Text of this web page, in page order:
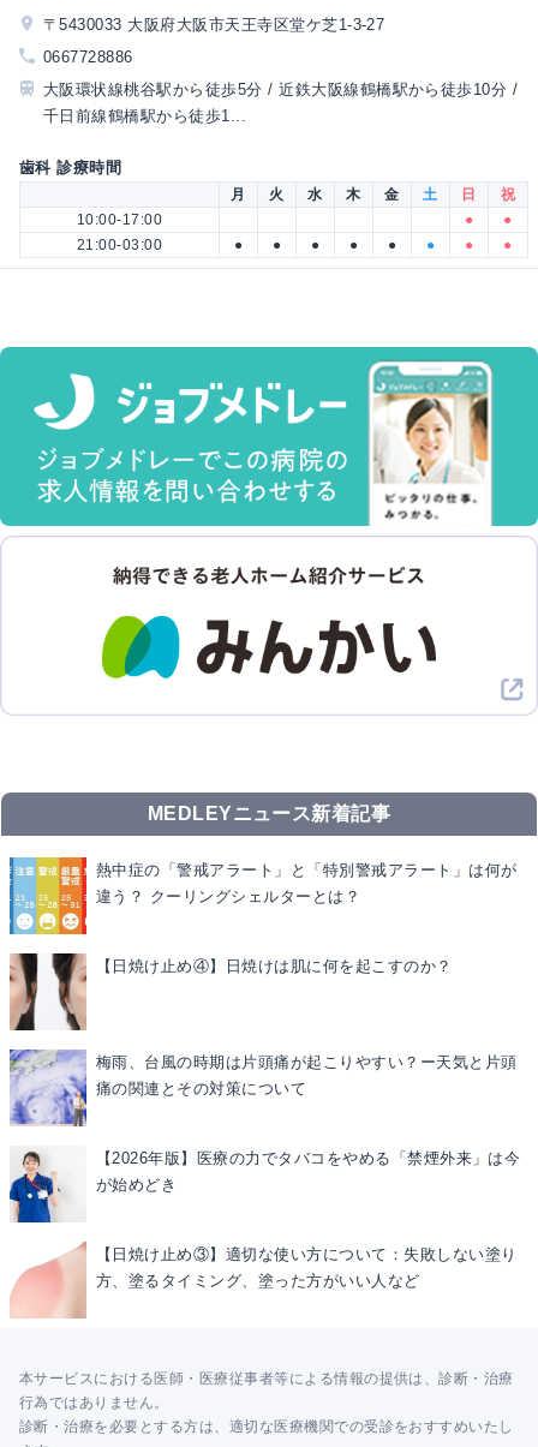
〒5430033 大阪府大阪市天王寺区堂ケ芝1-3-27
0667728886
大阪環状線桃谷駅から徒歩5分 / 近鉄大阪線鶴橋駅から徒歩10分 /
千日前線鶴橋駅から徒歩1...
歯科 診療時間
月 火 水 木 金 土 日
祝
10:00-17:00
●
●
21:00-03:00
● ● ● ● ● ● ● ●
MEDLEYニュース新着記事
熱中症の「警戒アラート」と「特別警戒アラート」は何が
違う？ クーリングシェルターとは？
【日焼け止め④】日焼けは肌に何を起こすのか？
梅雨、台風の時期は片頭痛が起こりやすい？ー天気と片頭
痛の関連とその対策について
【2026年版】医療の力でタバコをやめる「禁煙外来」は今
が始めどき
【日焼け止め③】適切な使い方について：失敗しない塗り
方、塗るタイミング、塗った方がいい人など
本サービスにおける医師・医療従事者等による情報の提供は、診断・治療
行為ではありません。
診断・治療を必要とする方は、適切な医療機関での受診をおすすめいたし